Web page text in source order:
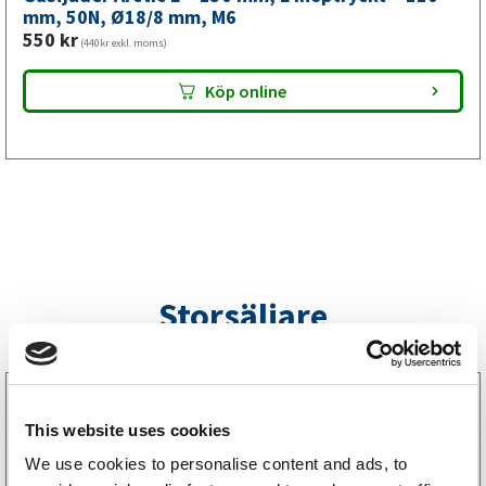
This website uses cookies
We use cookies to personalise content and ads, to
mm,
M6
mängd
mm, 50N, Ø18/8 mm, M6
550 kr (440kr exkl. moms)
Köp online
Storsäljare
LGF Skylt Självhäftande